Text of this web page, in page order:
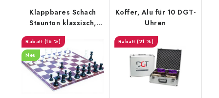
Klappbares Schach
Staunton klassisch,
groß
(16 %)
Neu
Koffer, Alu für 10 DGT-
Uhren
(21 %)